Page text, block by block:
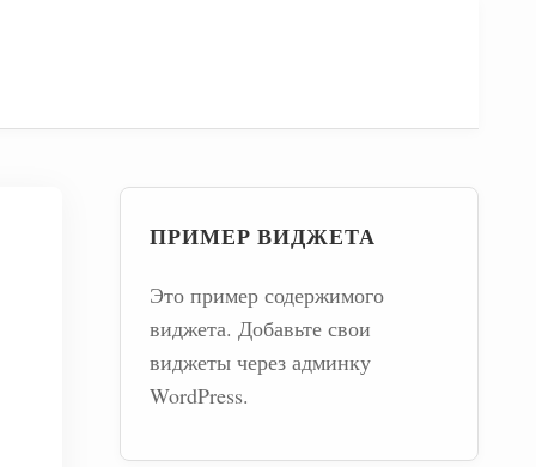
ПРИМЕР ВИДЖЕТА
Это пример содержимого
виджета. Добавьте свои
виджеты через админку
WordPress.